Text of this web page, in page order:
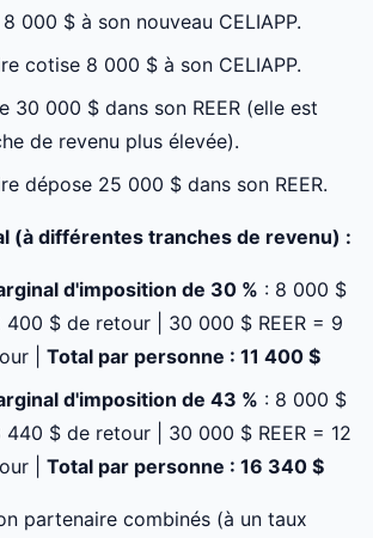
000 $ à son nouveau CELIAPP.
cotise 8 000 $ à son CELIAPP.
30 000 $ dans son REER (elle est
de revenu plus élevée).
dépose 25 000 $ dans son REER.
(à différentes tranches de revenu) :
d'imposition de 30 % : 8 000 $
400 $ de retour | 30 000 $ REER = 9
| Total par personne : 11 400 $
d'imposition de 43 % : 8 000 $
440 $ de retour | 30 000 $ REER = 12
| Total par personne : 16 340 $
partenaire combinés (à un taux